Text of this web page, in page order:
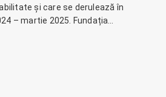
și care se derulează în
– martie 2025. Fundația…